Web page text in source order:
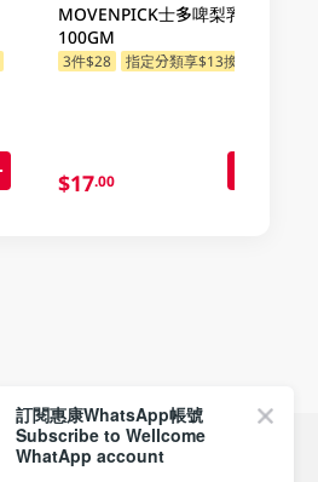
MOVENPICK士多啤梨乳酪
100GM
3件$28 指定分類享$13換購
$17.00
付款方式
訂閱惠康WhatsApp帳號
Subscribe to Wellcome
WhatApp account